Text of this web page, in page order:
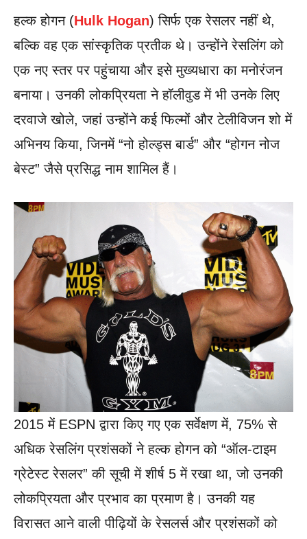
हल्क होगन (Hulk Hogan) सिर्फ एक रेसलर नहीं थे,
बल्कि वह एक सांस्कृतिक प्रतीक थे। उन्होंने रेसलिंग को
एक नए स्तर पर पहुंचाया और इसे मुख्यधारा का मनोरंजन
बनाया। उनकी लोकप्रियता ने हॉलीवुड में भी उनके लिए
दरवाजे खोले, जहां उन्होंने कई फिल्मों और टेलीविजन शो में
अभिनय किया, जिनमें “नो होल्ड्स बार्ड” और “होगन नोज
बेस्ट” जैसे प्रसिद्ध नाम शामिल हैं।
2015 में ESPN द्वारा किए गए एक सर्वेक्षण में, 75% से
अधिक रेसलिंग प्रशंसकों ने हल्क होगन को “ऑल-टाइम
ग्रेटेस्ट रेसलर” की सूची में शीर्ष 5 में रखा था, जो उनकी
लोकप्रियता और प्रभाव का प्रमाण है। उनकी यह
विरासत आने वाली पीढ़ियों के रेसलर्स और प्रशंसकों को